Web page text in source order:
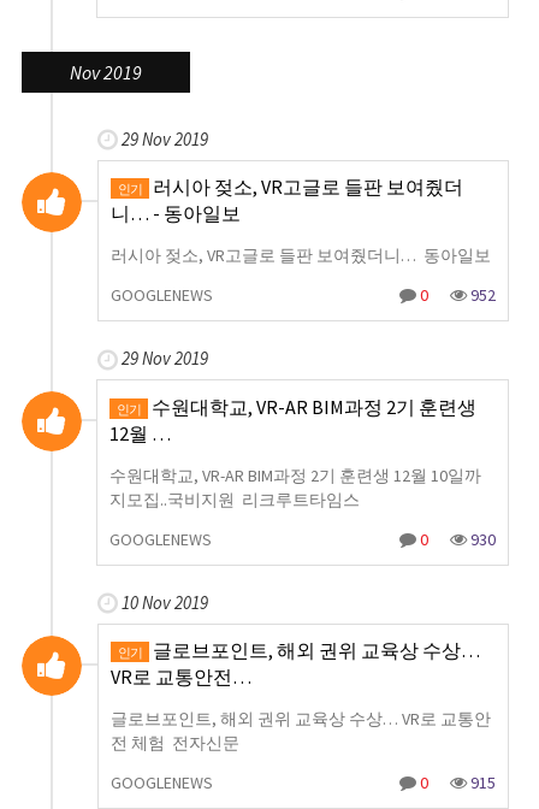
Nov 2019
29 Nov 2019
인기
러시아 젖소, VR고글로 들판 보여줬더
니… - 동아일보
러시아 젖소, VR고글로 들판 보여줬더니… 동아일보
GOOGLENEWS
0 952
29 Nov 2019
인기
수원대학교, VR-AR BIM과정 2기 훈련생
12월 …
수원대학교, VR-AR BIM과정 2기 훈련생 12월 10일까
지모집..국비지원 리크루트타임스
GOOGLENEWS
0 930
10 Nov 2019
인기
글로브포인트, 해외 권위 교육상 수상…
VR로 교통안전…
글로브포인트, 해외 권위 교육상 수상… VR로 교통안
전 체험 전자신문
GOOGLENEWS
0 915